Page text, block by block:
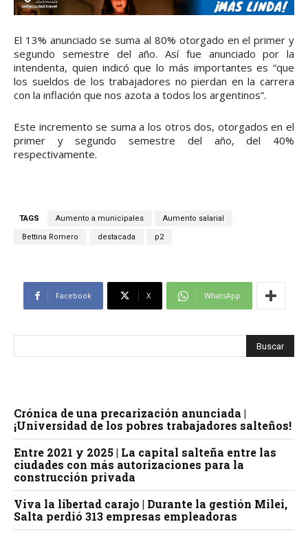
El 13% anunciado se suma al 80% otorgado en el primer y
segundo semestre del año. Así fue anunciado por la
intendenta, quien indicó que lo más importantes es “que
los sueldos de los trabajadores no pierdan en la carrera
con la inflación que nos azota a todos los argentinos”.
Este incremento se suma a los otros dos, otorgados en el
primer y segundo semestre del año, del 40%
respectivamente.
TAGS Aumento a municipales Aumento salarial
Bettina Romero destacada p2
Facebook X WhatsApp
Crónica de una precarización anunciada |
¡Universidad de los pobres trabajadores salteños!
Entre 2021 y 2025 | La capital salteña entre las
ciudades con más autorizaciones para la
construcción privada
Viva la libertad carajo | Durante la gestión Milei,
Salta perdió 313 empresas empleadoras